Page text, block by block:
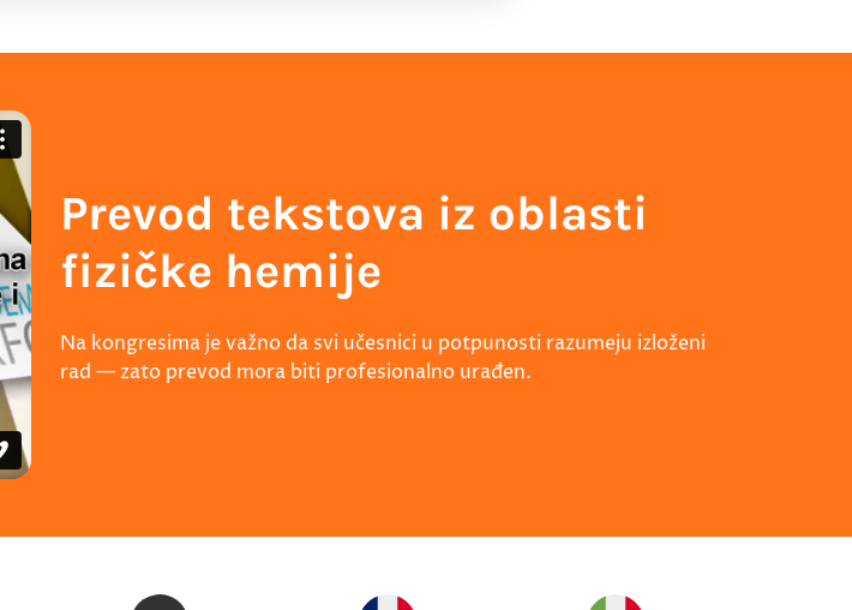
Prevod tekstova iz oblasti
fizičke hemije
Na kongresima je važno da svi učesnici u potpunosti razumeju izloženi
rad — zato prevod mora biti profesionalno urađen.